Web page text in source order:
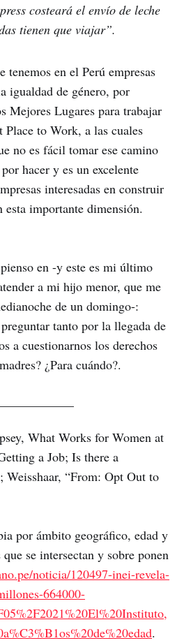
costeará el envío de leche
tienen que viajar”.
tenemos en el Perú empresas
igualdad de género, por
Mejores Lugares para trabajar
Place to Work, a las cuales
no es fácil tomar ese camino
hacer y es un excelente
interesadas en construir
esta importante dimensión.
en -y este es mi último
a mi hijo menor, que me
de un domingo-:
tanto por la llegada de
a cuestionarnos los derechos
¿Para cuándo?.
What Works for Women at
a Job; Is there a
Weisshaar, “From: Opt Out to
por ámbito geográfico, edad y
se intersectan y sobre ponen
noticia/120497-inei-revela-
664000-
.